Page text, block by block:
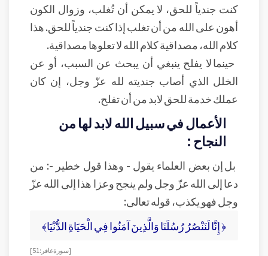
كنت جندياً للحق، لا يمكن أن تُغلب، وزوال الكون
أهون على الله من أن تغلب إذا كنت جندياً للحق. هذا
كلام الله، مصداقية كلام الله لا تعلوها مصداقية.
حينما لا يفلح ينبغي أن يبحث عن السبب، أو عن
الخلل الذي أصاب جنديته لله عزّ وجل، إن كان
عملك خدمة للحق لابد من أن تفلح.
الأعمال في سبيل الله لابد لها من
النجاح :
بل إن بعض العلماء يقول - وهذا قول خطير -: من
دعا إلى الله عزّ وجل ولم ينجح وعزا هذا إلى الله عزّ
وجل فهو يكذب، قوله تعالى:
﴿ إِنَّا لَنَنْصُرُ رُسُلَنَا وَالَّذِينَ آمَنُوا فِي الْحَيَاةِ الدُّنْيَا﴾
[سورة غافر: 51]